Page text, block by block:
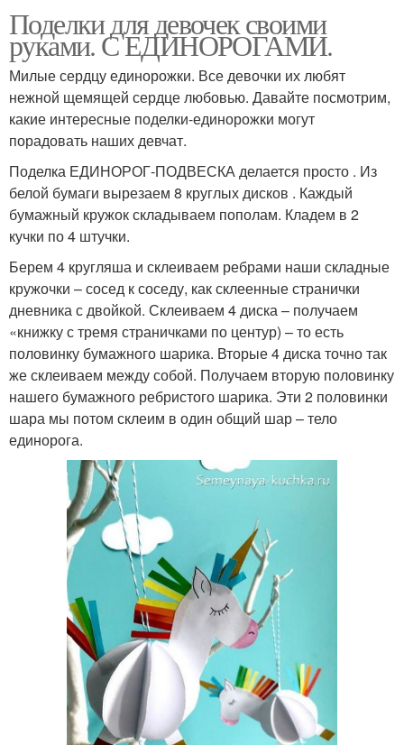
Поделки для девочек своими
руками. С ЕДИНОРОГАМИ.
Милые сердцу единорожки. Все девочки их любят
нежной щемящей сердце любовью. Давайте посмотрим,
какие интересные поделки-единорожки могут
порадовать наших девчат.
Поделка ЕДИНОРОГ-ПОДВЕСКА делается просто . Из
белой бумаги вырезаем 8 круглых дисков . Каждый
бумажный кружок складываем пополам. Кладем в 2
кучки по 4 штучки.
Берем 4 кругляша и склеиваем ребрами наши складные
кружочки – сосед к соседу, как склеенные странички
дневника с двойкой. Склеиваем 4 диска – получаем
«книжку с тремя страничками по центур) – то есть
половинку бумажного шарика. Вторые 4 диска точно так
же склеиваем между собой. Получаем вторую половинку
нашего бумажного ребристого шарика. Эти 2 половинки
шара мы потом склеим в один общий шар – тело
единорога.